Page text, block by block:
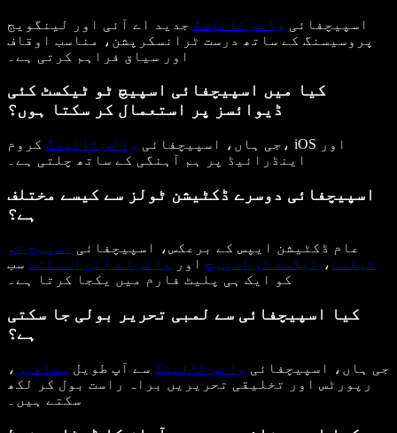
اسپیچفائی وائس ٹائپنگ جدید اے آئی اور لینگویج
پروسیسنگ کے ساتھ درست ٹرانسکرپشن، مناسب اوقاف
اور سیاق فراہم کرتی ہے۔
کیا میں اسپیچفائی اسپیچ ٹو ٹیکسٹ کئی
ڈیوائسز پر استعمال کر سکتا ہوں؟
جی ہاں، اسپیچفائی وائس ٹائپنگ کروم، iOS اور
اینڈرائیڈ پر ہم آہنگی کے ساتھ چلتی ہے۔
اسپیچفائی دوسرے ڈکٹیشن ٹولز سے کیسے مختلف
ہے؟
عام ڈکٹیشن ایپس کے برعکس، اسپیچفائی اسپیچ ٹو
ٹیکسٹ، ٹیکسٹ ٹو اسپیچ اور وائس اے آئی اسسٹنٹ سب
کو ایک ہی پلیٹ فارم میں یکجا کرتا ہے۔
کیا اسپیچفائی سے لمبی تحریر بولی جا سکتی
ہے؟
جی ہاں، اسپیچفائی وائس ٹائپنگ سے آپ طویل مضامین ،
رپورٹس اور تخلیقی تحریریں براہ راست بول کر لکھ
سکتے ہیں۔